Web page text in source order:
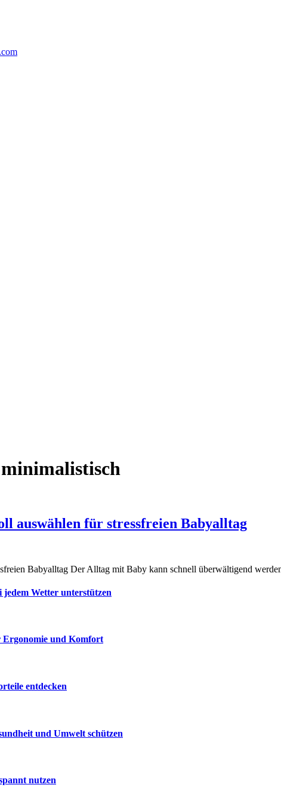
auswählen für stressfreien Babyalltag
Babyalltag Der Alltag mit Baby kann schnell überwältigend
Wetter unterstützen
Ergonomie und Komfort
entdecken
und Umwelt schützen
nutzen